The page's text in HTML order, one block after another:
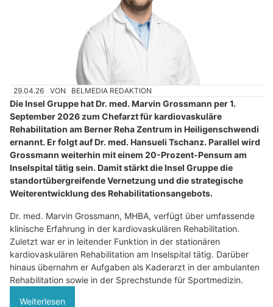
29.04.26 VON BELMEDIA REDAKTION
Die Insel Gruppe hat Dr. med. Marvin Grossmann per 1.
September 2026 zum Chefarzt für kardiovaskuläre
Rehabilitation am Berner Reha Zentrum in Heiligenschwendi
ernannt. Er folgt auf Dr. med. Hansueli Tschanz. Parallel wird
Grossmann weiterhin mit einem 20-Prozent-Pensum am
Inselspital tätig sein. Damit stärkt die Insel Gruppe die
standortübergreifende Vernetzung und die strategische
Weiterentwicklung des Rehabilitationsangebots.
Dr. med. Marvin Grossmann, MHBA, verfügt über umfassende
klinische Erfahrung in der kardiovaskulären Rehabilitation.
Zuletzt war er in leitender Funktion in der stationären
kardiovaskulären Rehabilitation am Inselspital tätig. Darüber
hinaus übernahm er Aufgaben als Kaderarzt in der ambulanten
Rehabilitation sowie in der Sprechstunde für Sportmedizin.
Weiterlesen